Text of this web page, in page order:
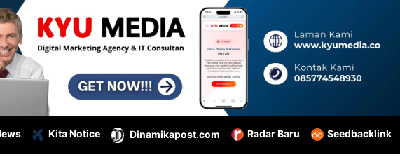
Kita Notice Dinamikapost.com Radar Baru Seedbacklink